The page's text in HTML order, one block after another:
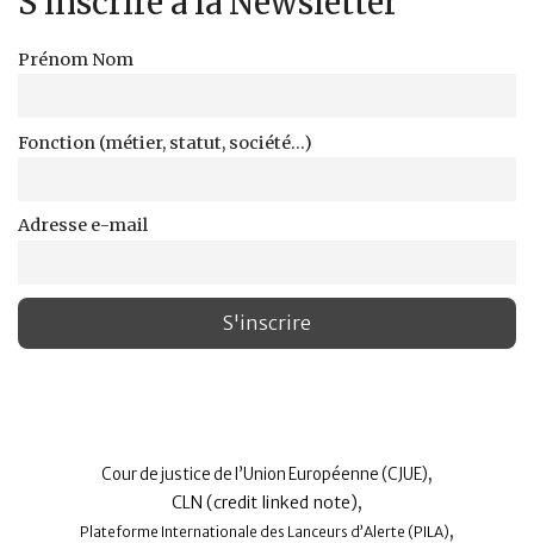
Prénom Nom
Fonction (métier, statut, société...)
Adresse e-mail
Cour de justice de l’Union Européenne (CJUE),
CLN (credit linked note),
Plateforme Internationale des Lanceurs d’Alerte (PILA),